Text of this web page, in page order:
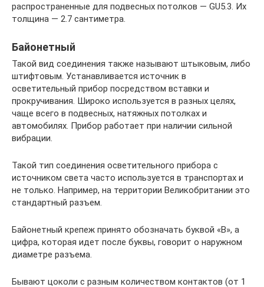
распространенные для подвесных потолков — GU5.3. Их
толщина — 2.7 сантиметра.
Байонетный
Такой вид соединения также называют штыковым, либо
штифтовым. Устанавливается источник в
осветительный прибор посредством вставки и
прокручивания. Широко используется в разных целях,
чаще всего в подвесных, натяжных потолках и
автомобилях. Прибор работает при наличии сильной
вибрации.
Такой тип соединения осветительного прибора с
источником света часто используется в транспортах и
не только. Например, на территории Великобритании это
стандартный разъем.
Байонетный крепеж принято обозначать буквой «В», а
цифра, которая идет после буквы, говорит о наружном
диаметре разъема.
Бывают цоколи с разным количеством контактов (от 1